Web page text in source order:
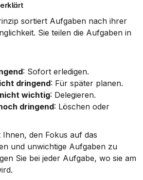
sortiert Aufgaben nach ihrer
Sie teilen die Aufgaben in
: Sofort erledigen.
dringend: Für später planen.
wichtig: Delegieren.
dringend: Löschen oder
Ihnen, den Fokus auf das
und unwichtige Aufgaben zu
Sie bei jeder Aufgabe, wo sie am